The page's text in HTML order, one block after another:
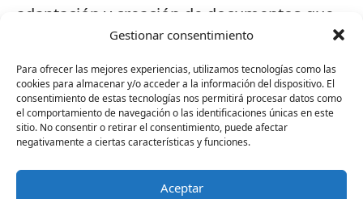
Gestionar consentimiento
Para ofrecer las mejores experiencias, utilizamos tecnologías como las
cookies para almacenar y/o acceder a la información del dispositivo. El
consentimiento de estas tecnologías nos permitirá procesar datos como
el comportamiento de navegación o las identificaciones únicas en este
sitio. No consentir o retirar el consentimiento, puede afectar
negativamente a ciertas características y funciones.
Aceptar
adaptación y creación de documentos que
permite una lectura y una comprensión
más sencillas de su contenido. No solo
abarca el texto, sino también se refiere a las
ilustraciones y la maquetación.
asociativo que lucha por los derechos de las